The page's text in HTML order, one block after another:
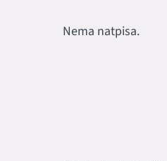
Nema natpisa.